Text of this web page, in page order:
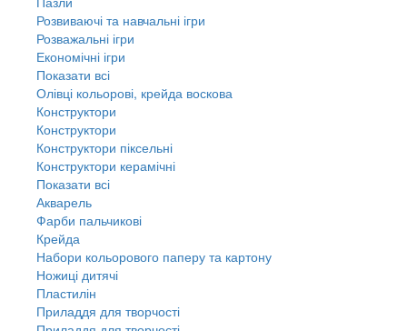
Розвиваючі та навчальні ігри
Розважальні ігри
Економічні ігри
Показати всі
Олівці кольорові, крейда воскова
Конструктори
Конструктори
Конструктори піксельні
Конструктори керамічні
Показати всі
Акварель
Фарби пальчикові
Крейда
Набори кольорового паперу та картону
Ножиці дитячі
Пластилін
Приладдя для творчості